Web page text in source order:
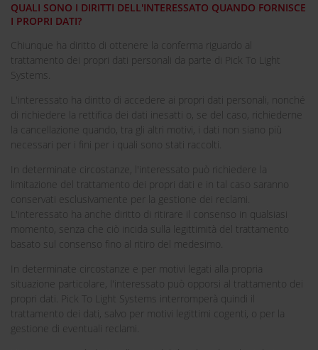
QUALI SONO I DIRITTI DELL'INTERESSATO QUANDO FORNISCE
I PROPRI DATI?
Chiunque ha diritto di ottenere la conferma riguardo al
trattamento dei propri dati personali da parte di Pick To Light
Systems.
L'interessato ha diritto di accedere ai propri dati personali, nonché
di richiedere la rettifica dei dati inesatti o, se del caso, richiederne
la cancellazione quando, tra gli altri motivi, i dati non siano più
necessari per i fini per i quali sono stati raccolti.
In determinate circostanze, l'interessato può richiedere la
limitazione del trattamento dei propri dati e in tal caso saranno
conservati esclusivamente per la gestione dei reclami.
L'interessato ha anche diritto di ritirare il consenso in qualsiasi
momento, senza che ciò incida sulla legittimità del trattamento
basato sul consenso fino al ritiro del medesimo.
In determinate circostanze e per motivi legati alla propria
situazione particolare, l'interessato può opporsi al trattamento dei
propri dati. Pick To Light Systems interromperà quindi il
trattamento dei dati, salvo per motivi legittimi cogenti, o per la
gestione di eventuali reclami.